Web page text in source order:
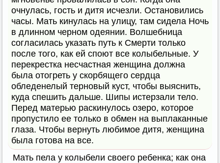
очнулась, гость и дитя исчезли. Остановились
часы. Мать кинулась на улицу, там сидела Ночь
в длинном черном одеянии. Волшебница
согласилась указать путь к Смерти только
после того, как ей споют все колыбельные. У
перекрестка несчастная женщина должна
была отогреть у скорбящего сердца
обледенелый терновый куст, чтобы выяснить,
куда спешить дальше. Шипы истерзали тело.
Перед матерью раскинулось озеро, которое
пропустило ее только в обмен на выплаканные
глаза. Чтобы вернуть любимое дитя, женщина
была готова на все.
Мать пела у колыбели своего ребенка; как она